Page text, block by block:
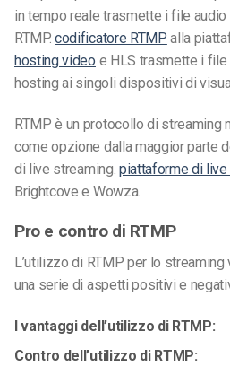
in tempo reale trasmette i file audio
RTMP.codificatore RTMP alla
hosting video e HLS trasmette i
hosting ai singoli dispositivi di
RTMP è un protocollo di
come opzione dalla maggior parte
di live streaming. piattaforme di
Brightcove e Wowza.
Pro e contro di RTMP
L’utilizzo di RTMP per lo
una serie di aspetti positivi e
I vantaggi dell’utilizzo di RTMP:
Contro dell’utilizzo di RTMP: